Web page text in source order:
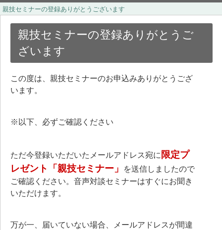
親技セミナーの登録ありがとうございます
親技セミナーの登録ありがとうご
ざいます
この度は、親技セミナーのお申込みありがとうござ
います。
※以下、必ずご確認ください
ただ今登録いただいたメールアドレス宛に 限定プ
レゼント「親技セミナー」
を送信しましたので
ご確認ください。音声対談セミナーはすぐにお聞き
いただけます。
万が一、届いていない場合、メールアドレスが間違